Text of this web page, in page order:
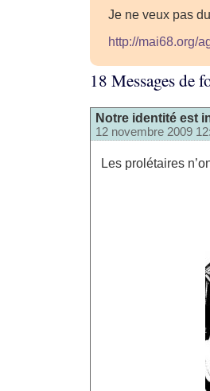
Je ne veux pas
http://mai68.org/
18 Messages de
Notre identité est
12 novembre 2009
Les prolétaires